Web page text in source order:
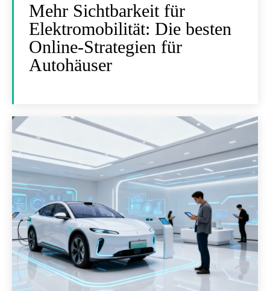
Mehr Sichtbarkeit für
Elektromobilität: Die besten
Online-Strategien für
Autohäuser